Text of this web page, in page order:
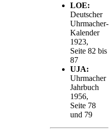
LOE:
Deutscher
Uhrmacher-
Kalender
1923,
Seite 82 bis
87
UJA:
Uhrmacher
Jahrbuch
1956,
Seite 78
und 79